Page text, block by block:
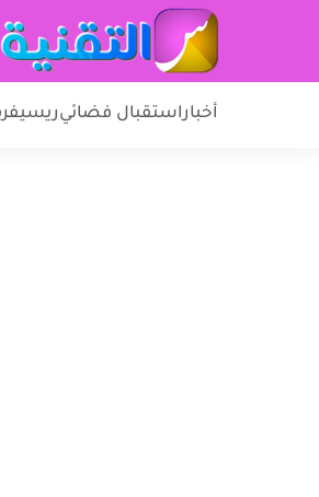
أخباراستقبال فضائيريسيفر